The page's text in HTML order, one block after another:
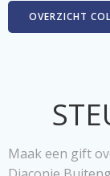
OVERZICHT
Maak een gift